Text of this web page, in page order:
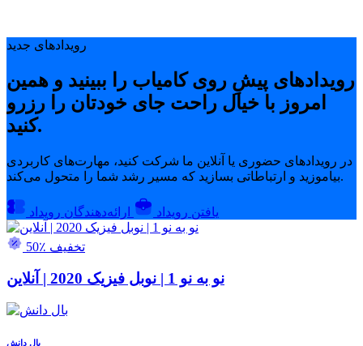
رویدادهای جدید
رویدادهای پیشِ روی کامیاب را ببینید و همین
امروز با خیال راحت جای خودتان را رزرو
کنید.
در رویدادهای حضوری یا آنلاین ما شرکت کنید، مهارت‌های کاربردی
بیاموزید و ارتباطاتی بسازید که مسیر رشد شما را متحول می‌کند.
یافتن رویداد ارائه‌دهندگان رویداد
50٪ تخفیف
نو به نو 1 | نوبل فیزیک 2020 | آنلاین
بال دانش